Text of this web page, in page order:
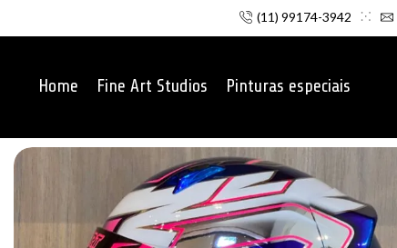
(11) 99174-3942
Home Fine Art Studios Pinturas especiais